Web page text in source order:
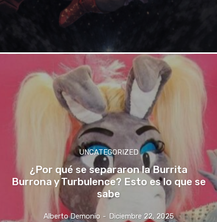
UNCATEGORIZED
¿Por qué se separaron la Burrita
Burrona y Turbulence? Esto es lo que se
sabe
Alberto Demonio - Diciembre 22, 2025